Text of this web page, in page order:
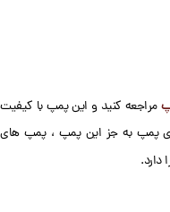
مراجعه کنید و این پمپ با کیفیت
پمپ به جز این پمپ ، پمپ های
دارد.